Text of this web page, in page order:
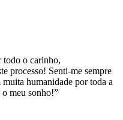
todo o carinho,
processo! Senti-me sempre
humanidade por toda a
meu sonho!”